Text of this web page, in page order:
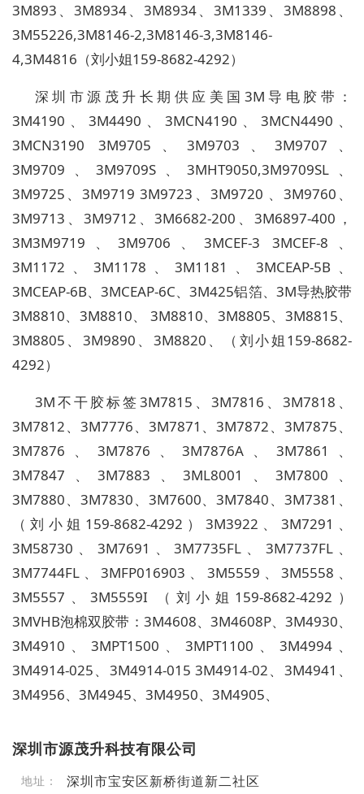
3M893、3M8934、3M8934、3M1339、3M8898、
3M55226,3M8146-2,3M8146-3,3M8146-
4,3M4816（刘小姐159-8682-4292）
深圳市源茂升长期供应美国 3M 导电胶带：
3M4190 、 3M4490 、 3MCN4190 、 3MCN4490 、
3MCN3190 3M9705 、 3M9703 、 3M9707 、
3M9709 、3M9709S 、3MHT9050,3M9709SL 、
3M9725 、3M9719 3M9723 、 3M9720 、 3M9760 、
3M9713 、 3M9712 、3M6682-200 、3M6897-400 ，
3M3M9719 、3M9706 、 3MCEF-3 3MCEF-8 、
3M1172 、 3M1178 、 3M1181 、 3MCEAP-5B 、
3MCEAP-6B、3MCEAP-6C、3M425铝箔、 3M导热胶带
3M8810、 3M8810、 3M8810、 3M8805、 3M8815、
3M8805 、 3M9890 、 3M8820 、（刘小姐 159-8682-
4292）
3M不干胶标签3M7815 、 3M7816 、 3M7818 、
3M7812、 3M7776、 3M7871 、3M7872、3M7875、
3M7876 、 3M7876 、3M7876A 、 3M7861
、
3M7847 、3M7883 、3ML8001 、3M7800 、
3M7880、 3M7830、 3M7600、3M7840、3M7381 、
（刘小姐 159-8682-4292 ） 3M3922 、 3M7291 、
3M58730 、 3M7691 、3M7735FL 、 3M7737FL、
3M7744FL 、3MFP016903 、 3M5559 、3M5558 、
3M5557 、 3M5559I （刘小姐 159-8682-4292 ）
3MVHB泡棉双胶带： 3M4608、 3M4608P、 3M4930、
3M4910 、 3MPT1500 、 3MPT1100 、 3M4994、
3M4914-025、 3M4914-015 3M4914-02、 3M4941 、
3M4956、 3M4945、 3M4950、 3M4905、
深圳市源茂升科技有限公司
地址： 深圳市宝安区新桥街道新二社区